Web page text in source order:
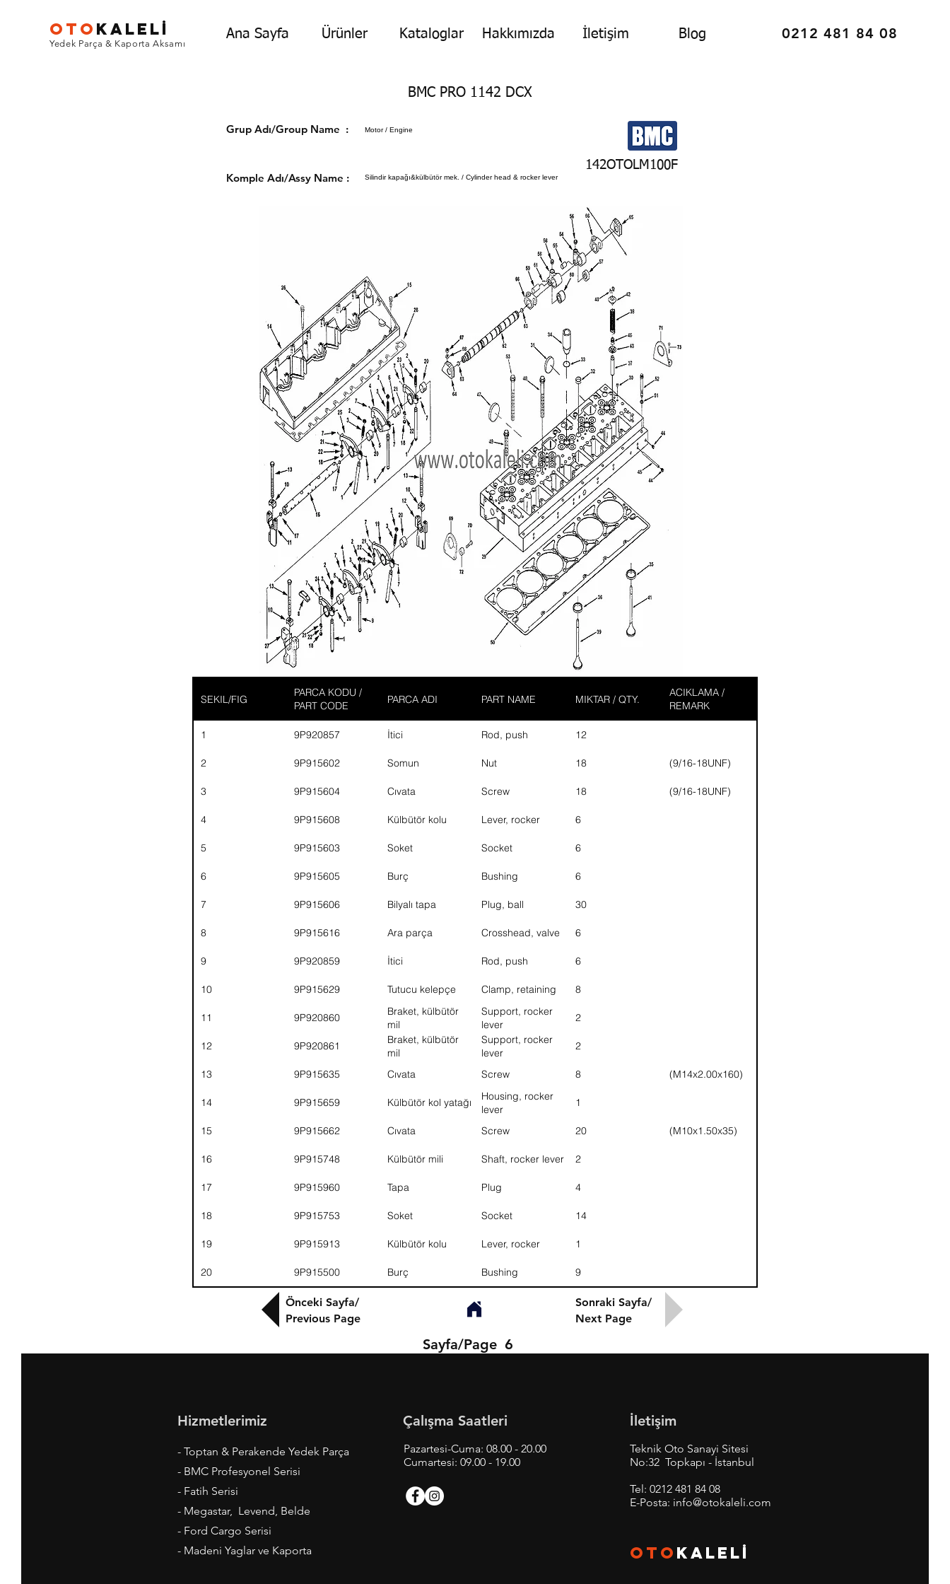
Ana Sayfa Ürünler Kataloglar Hakkımızda İletişim Blog
OTO KALELİ 0212 481 84 08
Yedek Parça & Kaporta Aksamı
BMC PRO 1142 DCX
Grup Adı/Group Name :Motor / Engine
Komple Adı/Assy Name : Silindir kapağı&külbütör mek. / Cylinder head & rocker lever
142OTOLM100F
SEKIL/FIG
PARCA KODU /
PART CODE
PARCA ADI PART NAME MIKTAR / QTY.
ACIKLAMA /
REMARK
1 9P920857 İtici Rod, push 12
2 9P915602 Somun Nut 18 (9/16-18UNF)
3 9P915604 Cıvata Screw 18 (9/16-18UNF)
4 9P915608 Külbütör kolu Lever, rocker 6
5 9P915603 Soket Socket 6
6 9P915605 Burç Bushing 6
7 9P915606 Bilyalı tapa Plug, ball 30
8 9P915616 Ara parça Crosshead, valve 6
9 9P920859 İtici Rod, push 6
10 9P915629 Tutucu kelepçe Clamp, retaining 8
11 9P920860
Braket, külbütör
mil
Support, rocker
lever
2
12 9P920861
Braket, külbütör
mil
Support, rocker
lever
2
13 9P915635 Cıvata Screw 8 (M14x2.00x160)
14 9P915659 Külbütör kol yatağı
Housing, rocker
lever
1
15 9P915662 Cıvata Screw 20 (M10x1.50x35)
16 9P915748 Külbütör mili Shaft, rocker lever 2
17 9P915960 Tapa Plug 4
18 9P915753 Soket Socket 14
19 9P915913 Külbütör kolu Lever, rocker 1
20 9P915500 Burç Bushing 9
Önceki Sayfa/
Previous Page
Sonraki Sayfa/
Next Page
Sayfa/Page 6
Hizmetlerimiz
- Toptan & Perakende Yedek Parça
- BMC Profesyonel Serisi
- Fatih Serisi
- Megastar, Levend, Belde
- Ford Cargo Serisi
- Madeni Yaglar ve Kaporta
Çalışma Saatleri
Pazartesi-Cuma: 08.00 - 20.00
Cumartesi: 09.00 - 19.00
İletişim
Teknik Oto Sanayi Sitesi
No:32 Topkapı - İstanbul
Tel: 0212 481 84 08
E-Posta: info@otokaleli.com
OTO KALELİ